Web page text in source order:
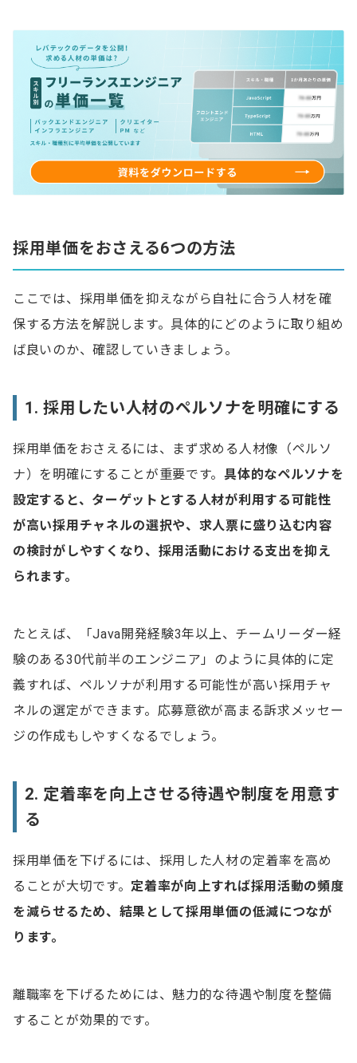
採用単価をおさえる6つの方法
ここでは、採用単価を抑えながら自社に合う人材を確
保する方法を解説します。具体的にどのように取り組め
ば良いのか、確認していきましょう。
1. 採用したい人材のペルソナを明確にする
採用単価をおさえるには、まず求める人材像（ペルソ
ナ）を明確にすることが重要です。具体的なペルソナを
設定すると、ターゲットとする人材が利用する可能性
が高い採用チャネルの選択や、求人票に盛り込む内容
の検討がしやすくなり、採用活動における支出を抑え
られます。
たとえば、「Java開発経験3年以上、チームリーダー経
験のある30代前半のエンジニア」のように具体的に定
義すれば、ペルソナが利用する可能性が高い採用チャ
ネルの選定ができます。応募意欲が高まる訴求メッセー
ジの作成もしやすくなるでしょう。
2. 定着率を向上させる待遇や制度を用意す
る
採用単価を下げるには、採用した人材の定着率を高め
ることが大切です。定着率が向上すれば採用活動の頻度
を減らせるため、結果として採用単価の低減につなが
ります。
離職率を下げるためには、魅力的な待遇や制度を整備
することが効果的です。